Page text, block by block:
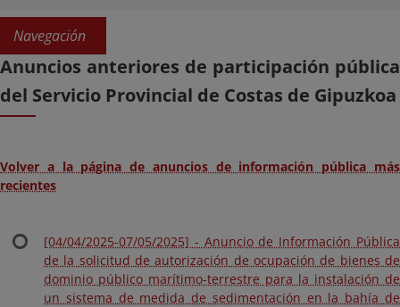
Navegación
Anuncios anteriores de participación pública
del Servicio Provincial de Costas de Gipuzkoa
Volver a la página de anuncios de información pública más
recientes
[04/04/2025-07/05/2025] - Anuncio de Información Pública
de la solicitud de autorización de ocupación de bienes de
dominio público marítimo-terrestre para la instalación de
un sistema de medida de sedimentación en la bahía de